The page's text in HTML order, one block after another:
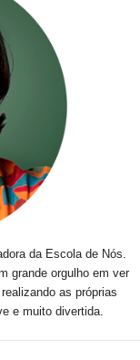
da Escola de Nós.
grande orgulho em ver
as próprias
e muito divertida.